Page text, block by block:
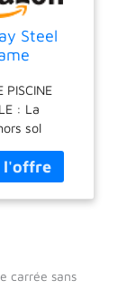
Steel
en
300 x
cm
PISCINE
: La
sol
d'une base
sécurisée,
le
être
carrée sans